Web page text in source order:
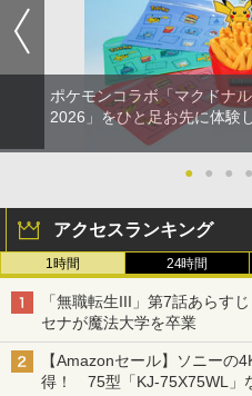
ポケモンコラボ「マクドナ
2026」をひと足お先に体験
● ● ● ●
アクセスランキング
1時間 24時間
「無職転生III」第7話あらす
セナが魔法大学を卒業
【Amazonセール】ソニーの
得！ 75型「KJ-75X75WL」